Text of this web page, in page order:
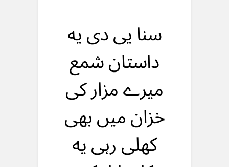
سنا یی دی یه
داستان شمع
میرے مزار کی
خزان میں بهی
کهلی رہی یه